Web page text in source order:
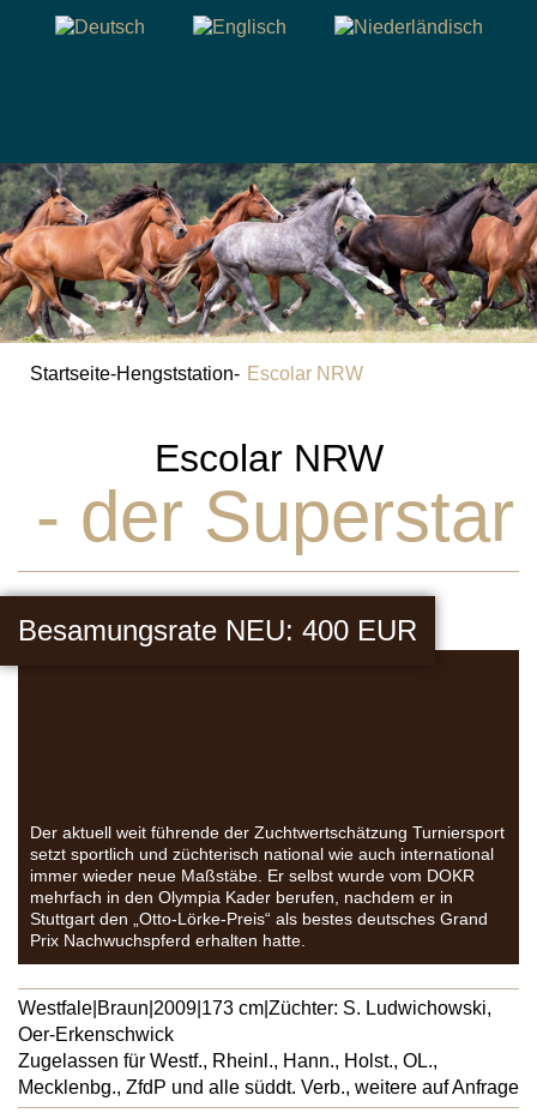
Startseite-Hengststation- Escolar NRW
Escolar NRW
- der Superstar
Besamungsrate NEU: 400 EUR
Der aktuell weit führende der Zuchtwertschätzung Turniersport
setzt sportlich und züchterisch national wie auch international
immer wieder neue Maßstäbe. Er selbst wurde vom DOKR
mehrfach in den Olympia Kader berufen, nachdem er in
Stuttgart den „Otto-Lörke-Preis“ als bestes deutsches Grand
Prix Nachwuchspferd erhalten hatte.
Westfale Braun 2009 173 cm Züchter: S. Ludwichowski,
Oer-Erkenschwick
Zugelassen für Westf., Rheinl., Hann., Holst., OL.,
Mecklenbg., ZfdP und alle süddt. Verb., weitere auf Anfrage